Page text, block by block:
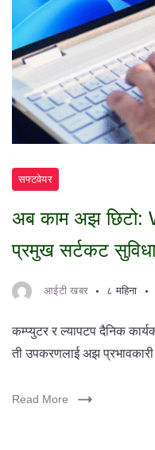
सफ्टवेयर
अब काम अझ छिटो:
प्रमुख सर्टकट सुविधा
आईटी खबर ८ महिना
कम्प्युटर र ल्यापटप दैनिक
ती उपकरणलाई अझ
Read More